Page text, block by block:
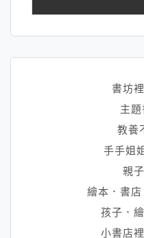
書坊
主
教養
手手姐
親
繪本．書
孩子．
小書店